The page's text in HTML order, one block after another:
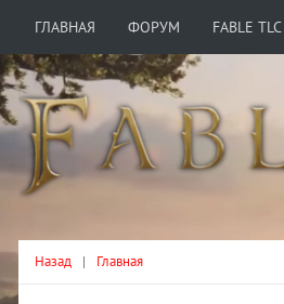
ГЛАВНАЯ ФОРУМ FABLE TLC
Назад | Главная